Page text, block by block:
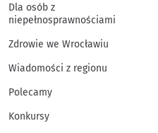
Dla osób z
niepełnosprawnościami
Zdrowie we Wrocławiu
Wiadomości z regionu
Polecamy
Konkursy